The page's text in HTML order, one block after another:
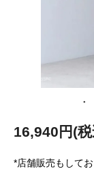
16,940円(
*店舗販売もして